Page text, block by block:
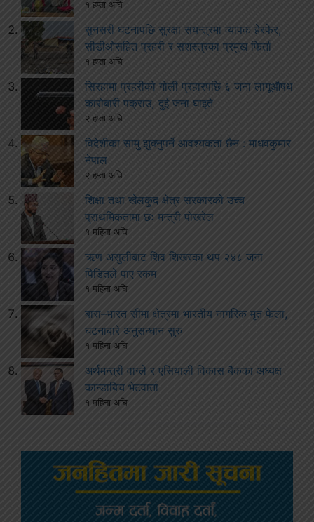
१ हप्ता अघि
सुनसरी घटनापछि सुरक्षा संयन्त्रमा व्यापक हेरफेर,
सीडीओसहित प्रहरी र सशस्त्रका प्रमुख फिर्ता
१ हप्ता अघि
सिरहामा प्रहरीको गोली प्रहारपछि ६ जना लागूऔषध
कारोबारी पक्राउ, दुई जना घाइते
२ हप्ता अघि
विदेशीका सामु झुक्नुपर्ने आवश्यकता छैन : माधवकुमार
नेपाल
२ हप्ता अघि
शिक्षा तथा खेलकुद क्षेत्र सरकारको उच्च
प्राथमिकतामा छः मन्त्री पोखरेल
१ महिना अघि
ऋण असुलीबाट शिव शिखरका थप २४८ जना
पिडितले पाए रकम
१ महिना अघि
बारा–भारत सीमा क्षेत्रमा भारतीय नागरिक मृत फेला,
घटनाबारे अनुसन्धान सुरु
१ महिना अघि
अर्थमन्त्री वाग्ले र एसियाली विकास बैंकका अध्यक्ष
कान्डाबिच भेटवार्ता
१ महिना अघि